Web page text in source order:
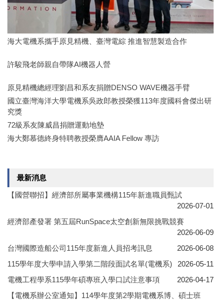
海大電機系攜手原見精機、臺灣電綜 推進智慧製造合作
許駿飛老師親自帶隊AI機器人營
原見精機總經理劉昌和系友捐贈DENSO WAVE機器手臂
國立臺灣海洋大學電機系吳政郎教授榮獲113年度國科會傑出研
究獎
72級系友陳威昌捐贈運動地墊
海大鄭慕德終身特聘教授榮膺AAIA Fellow 專訪
最新消息
【國營聯招】經濟部所屬事業機構115年新進職員甄試
2026-07-01
經濟部產發署 第五屆RunSpace太空創新無限挑戰競賽
2026-06-09
台灣國際造船公司115年度新進人員招考訊息
2026-06-08
115學年度大學申請入學第二階段面試名單(電機系)
2026-05-11
電機工程學系115學年碩專班入學口試注意事項
2026-04-17
【電機系辦公室通知】114學年度第2學期電機系博、碩士班